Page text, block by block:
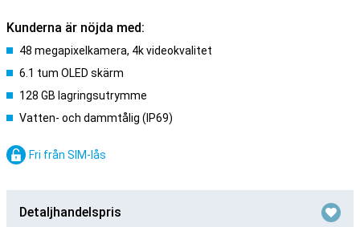
Kunderna är nöjda med:
48 megapixelkamera, 4k videokvalitet
6.1 tum OLED skärm
128 GB lagringsutrymme
Vatten- och dammtålig (IP69)
Fri från SIM-lås
Detaljhandelspris